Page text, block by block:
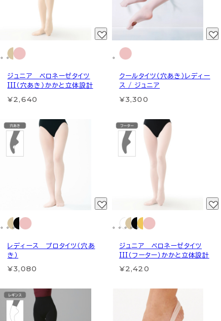
ジュニア ベロネーゼタイツ
III（穴あき）かかと立体設計
¥2,640
クールタイツ（穴あき）レディー
ス / ジュニア
¥3,300
レディース プロタイツ（穴あ
き）
¥3,080
ジュニア ベロネーゼタイツ
III（フーター）かかと立体設計
¥2,420